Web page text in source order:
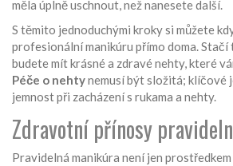
měla úplně uschnout, než nanesete další.
S těmito jednoduchými kroky si můžete
profesionální manikúru přímo doma.
budete mít krásné a zdravé nehty, které
Péče o nehtynemusí být složitá; klíčové
jemnost při zacházení s rukama a nehty.
Zdravotní přínosy
Pravidelná manikúra není jen